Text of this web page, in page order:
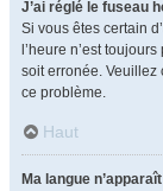
J’ai réglé le fuseau
Si vous êtes certain
l’heure n’est
soit erronée. Veuillez
ce problème.
Haut
Ma langue